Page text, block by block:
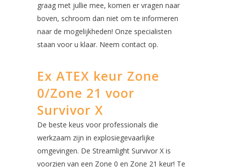
graag met jullie mee, komen er vragen naar
boven, schroom dan niet om te informeren
naar de mogelijkheden! Onze specialisten
staan voor u klaar. Neem contact op.
Ex ATEX keur Zone
0/Zone 21 voor
Survivor X
De beste keus voor professionals die
werkzaam zijn in explosiegevaarlijke
omgevingen. De Streamlight Survivor X is
voorzien van een Zone 0 en Zone 21 keur! Te